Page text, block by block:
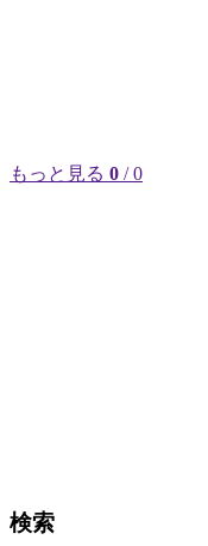
もっと見る 0 / 0
検索